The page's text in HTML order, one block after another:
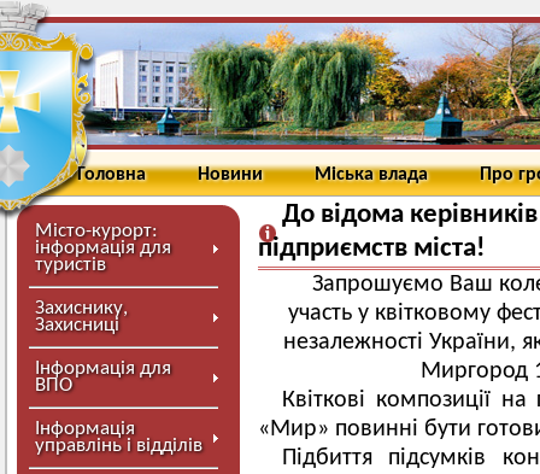
Головна Новини Міська влада Про
Місто-курорт:
інформація для
туристів
Захиснику,
Захисниці
Інформація для
ВПО
Інформація
управлінь і відділів
До відома
підприємств міста!
Запрошуємо Ваш
участь у квітковому
незалежності України,
Миргород
Квіткові композиції
«Мир» повинні бути
Підбиття підсумків